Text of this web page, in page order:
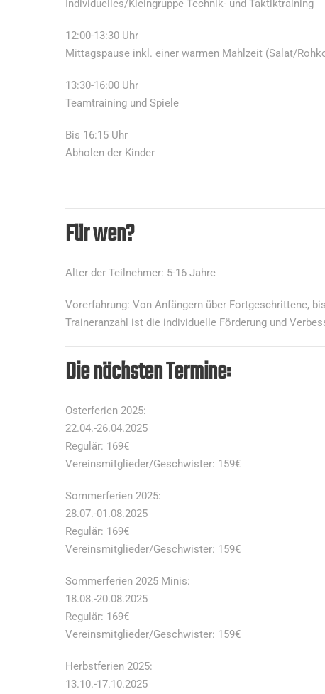
Individuelles/Kleingruppe Technik- und Taktiktraining
12:00-13:30 Uhr
Mittagspause inkl. einer warmen Mahlzeit (Salat/
13:30-16:00 Uhr
Teamtraining und Spiele
Bis 16:15 Uhr
Abholen der Kinder
Für wen?
Alter der Teilnehmer: 5-16 Jahre
Vorerfahrung: Von Anfängern über Fortgeschrittene,
Traineranzahl ist die individuelle Förderung und
Die nächsten Termine:
Osterferien 2025:
22.04.-26.04.2025
Regulär: 169€
Vereinsmitglieder/Geschwister: 159€
Sommerferien 2025:
28.07.-01.08.2025
Regulär: 169€
Vereinsmitglieder/Geschwister: 159€
Sommerferien 2025 Minis:
18.08.-20.08.2025
Regulär: 169€
Vereinsmitglieder/Geschwister: 159€
Herbstferien 2025:
13.10.-17.10.2025